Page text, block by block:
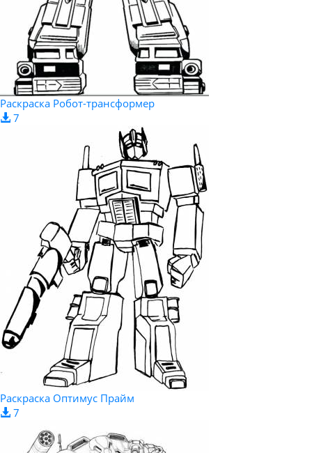
Раскраска Робот-трансформер
7
Раскраска Оптимус Прайм
7